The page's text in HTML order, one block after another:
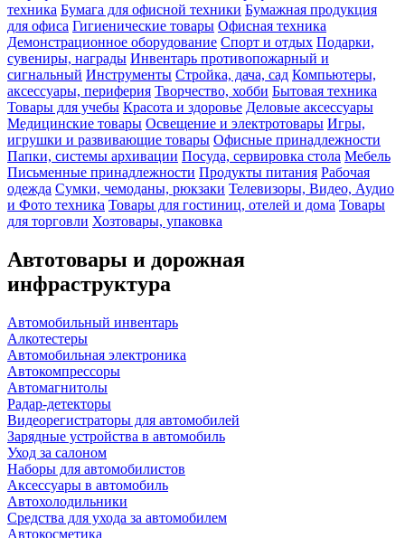
техника Бумага для офисной техники Бумажная продукция
для офиса Гигиенические товары Офисная техника
Демонстрационное оборудование Спорт и отдых Подарки,
сувениры, награды Инвентарь противопожарный и
сигнальный Инструменты Стройка, дача, сад Компьютеры,
аксессуары, периферия Творчество, хобби Бытовая техника
Товары для учебы Красота и здоровье Деловые аксессуары
Медицинские товары Освещение и электротовары Игры,
игрушки и развивающие товары Офисные принадлежности
Папки, системы архивации Посуда, сервировка стола Мебель
Письменные принадлежности Продукты питания Рабочая
одежда Сумки, чемоданы, рюкзаки Телевизоры, Видео, Аудио
и Фото техника Товары для гостиниц, отелей и дома Товары
для торговли Хозтовары, упаковка
Автотовары и дорожная
инфраструктура
Автомобильный инвентарь
Алкотестеры
Автомобильная электроника
Автокомпрессоры
Автомагнитолы
Радар-детекторы
Видеорегистраторы для автомобилей
Зарядные устройства в автомобиль
Уход за салоном
Наборы для автомобилистов
Аксессуары в автомобиль
Автохолодильники
Средства для ухода за автомобилем
Автокосметика